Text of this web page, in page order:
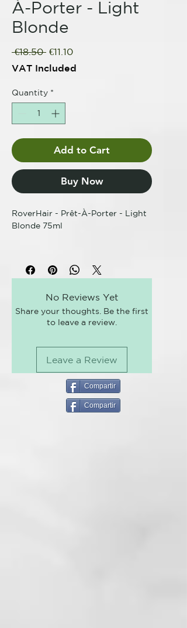
À-Porter - Light
Blonde
€18.50 Regular
Price
€11.10Sale
Price
VAT Included
Quantity *
Add to Cart
Buy Now
RoverHair - Prêt-À-Porter - Light
Blonde 75ml
Línea diseñada para garantizar la
crecimiento blanco mientras
espera la próxima cita en el salón.
Ideal para cualquier ocasión, da
próximo lavado.
No Reviews Yet
Share your thoughts. Be the first
to leave a review.
Leave a Review
Compartir
Compartir